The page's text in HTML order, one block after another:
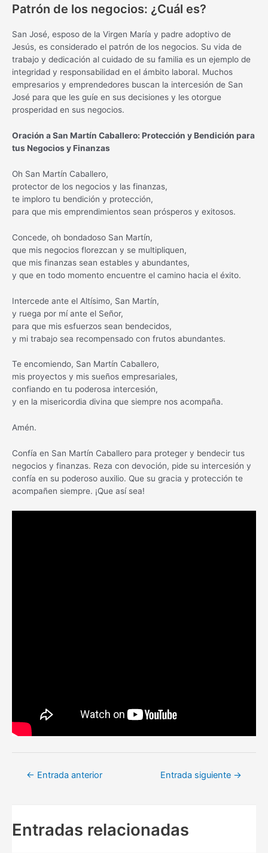
Patrón de los negocios: ¿Cuál es?
San José, esposo de la Virgen María y padre adoptivo de
Jesús, es considerado el patrón de los negocios. Su vida de
trabajo y dedicación al cuidado de su familia es un ejemplo de
integridad y responsabilidad en el ámbito laboral. Muchos
empresarios y emprendedores buscan la intercesión de San
José para que les guíe en sus decisiones y les otorgue
prosperidad en sus negocios.
Oración a San Martín Caballero: Protección y Bendición para
tus Negocios y Finanzas
Oh San Martín Caballero,
protector de los negocios y las finanzas,
te imploro tu bendición y protección,
para que mis emprendimientos sean prósperos y exitosos.
Concede, oh bondadoso San Martín,
que mis negocios florezcan y se multipliquen,
que mis finanzas sean estables y abundantes,
y que en todo momento encuentre el camino hacia el éxito.
Intercede ante el Altísimo, San Martín,
y ruega por mí ante el Señor,
para que mis esfuerzos sean bendecidos,
y mi trabajo sea recompensado con frutos abundantes.
Te encomiendo, San Martín Caballero,
mis proyectos y mis sueños empresariales,
confiando en tu poderosa intercesión,
y en la misericordia divina que siempre nos acompaña.
Amén.
Confía en San Martín Caballero para proteger y bendecir tus
negocios y finanzas. Reza con devoción, pide su intercesión y
confía en su poderoso auxilio. Que su gracia y protección te
acompañen siempre. ¡Que así sea!
Navegación
← Entrada anterior Entrada siguiente →
Entradas relacionadas